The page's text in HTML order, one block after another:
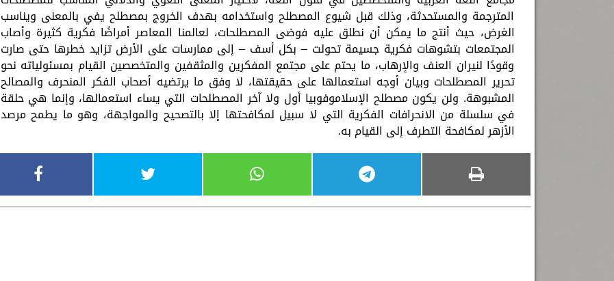
المترجمة والمستحدثة، وذلك قبل شيوع المصطلح واستخدامه بهدف الخروج بمصطلح يفي بالمعنى ويناسب
الغرض، حيث أنتج ما يمكن أن نطلق عليه فوضى المصطلحات، لعالمنا المعاصر أمراضًا فكرية كثيرة وأصاب
المجتمعات بتشوهات فكرية جسيمة تحولت – بكل أسف – إلى ممارسات على الأرض تزايد خطرها حتى صارت
وقودًا لنيران العنف والإرهاب، ما يحتم على مجتمع المفكرين والمثقفين والمتخصصين القيام بمسئولياته نحو
تحرير المصطلحات وبيان أوجه استعمالها على حقيقتها، لا وفق ما يرتضيه أصحاب الفكر المنحرف والمصالح
المشبوهة. ولن يكون مصطلح الإسلاموفوبيا أول ولا آخر المصطلحات التي يساء استعمالها، وإنما هي حلقة
في سلسلة من الانحرافات الفكرية التي لا سبيل لمكافحتها إلا بالتصحيح والمواجهة، وهو ما يطمح مرصد
الأزهر لمكافحة التطرف إلى القيام به.